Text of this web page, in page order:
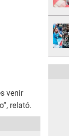
venir
relató.